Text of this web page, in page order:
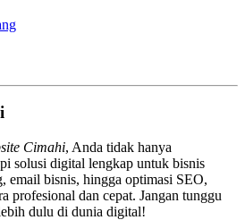
Cimahi, Anda tidak hanya
solusi digital lengkap untuk bisnis
email bisnis, hingga optimasi SEO,
profesional dan cepat. Jangan tunggu
dulu di dunia digital!